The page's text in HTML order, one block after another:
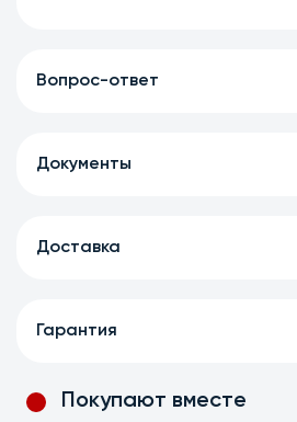
Вопрос-ответ
Документы
Доставка
Гарантия
Покупают вместе